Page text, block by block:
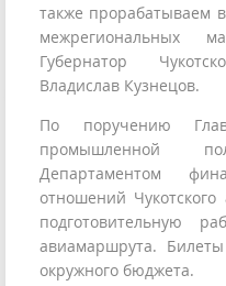
также прорабатываем
межрегиональных
Губернатор
Владислав Кузнецов.
По поручению
промышленной
Департаментом
отношений Чукотского
подготовительную
авиамаршрута.
окружного бюджета.